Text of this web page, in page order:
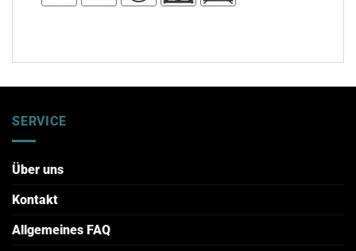
SERVICE
Über uns
Kontakt
Allgemeines FAQ